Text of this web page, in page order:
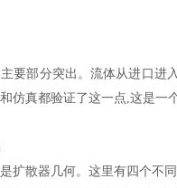
要部分突出。流体从进口进入
仿真都验证了这一点,这是一
扩散器几何。这里有四个不